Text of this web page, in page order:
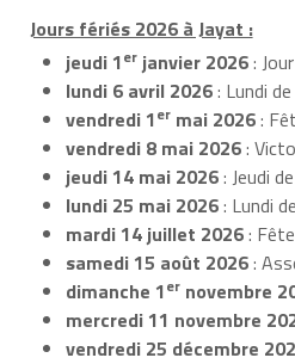
Jours fériés 2026 à Jayat :
jeudi 1er janvier 2026:
lundi 6 avril 2026: Lundi
vendredi 1er mai 2026:
vendredi 8 mai 2026:
jeudi 14 mai 2026: Jeudi
lundi 25 mai 2026: Lundi
mardi 14 juillet 2026:
samedi 15 août 2026:
dimanche 1er novembre
mercredi 11 novembre
vendredi 25 décembre